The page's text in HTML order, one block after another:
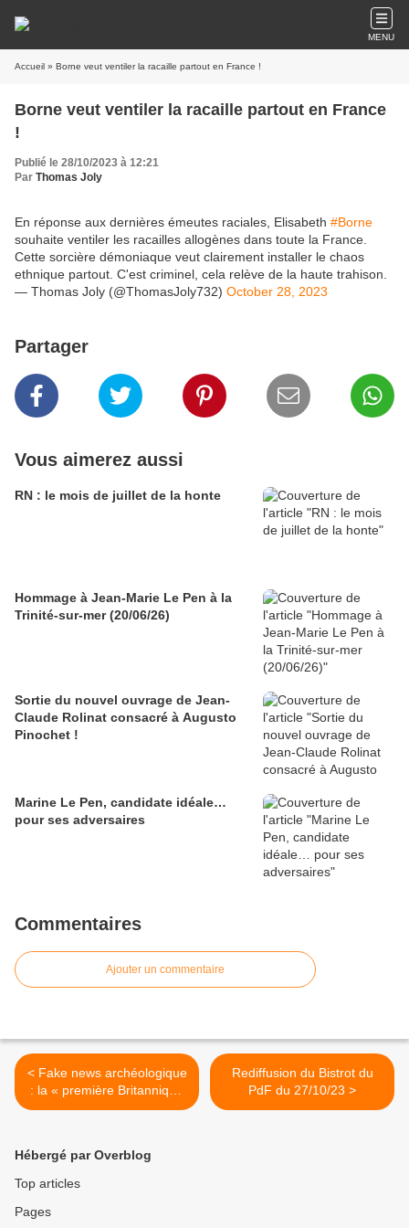
MENU
Accueil » Borne veut ventiler la racaille partout en France !
Borne veut ventiler la racaille partout en France
!
Publié le 28/10/2023 à 12:21
Par Thomas Joly
En réponse aux dernières émeutes raciales, Elisabeth #Borne
souhaite ventiler les racailles allogènes dans toute la France.
Cette sorcière démoniaque veut clairement installer le chaos
ethnique partout. C'est criminel, cela relève de la haute trahison.
— Thomas Joly (@ThomasJoly732) October 28, 2023
Partager
Vous aimerez aussi
RN : le mois de juillet de la honte
Hommage à Jean-Marie Le Pen à la
Trinité-sur-mer (20/06/26)
Sortie du nouvel ouvrage de Jean-
Claude Rolinat consacré à Augusto
Pinochet !
Marine Le Pen, candidate idéale…
pour ses adversaires
Commentaires
Ajouter un commentaire
< Fake news archéologique
: la « première Britannique
noire » venait de… Chypre
Rediffusion du Bistrot du
PdF du 27/10/23 >
Hébergé par Overblog
Top articles
Pages